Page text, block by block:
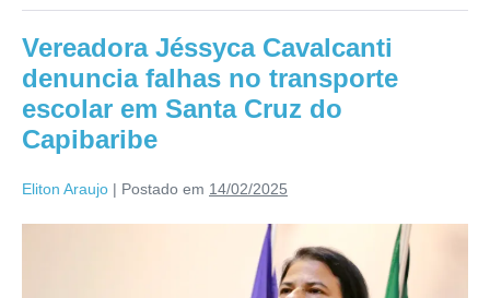
Vereadora Jéssyca Cavalcanti
denuncia falhas no transporte
escolar em Santa Cruz do
Capibaribe
Eliton Araujo | Postado em 14/02/2025